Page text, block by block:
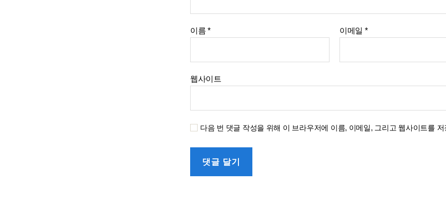
이름* 이메일 *
웹사이트
다음 번 댓글 작성을 위해 이 브라우저에 이름, 이메일, 그리고 웹사이트를